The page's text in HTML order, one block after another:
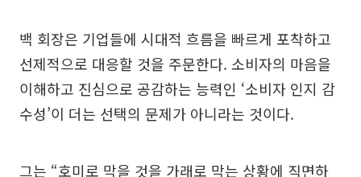
백 회장은 기업들에 시대적 흐름을 빠르게 포착하고
선제적으로 대응할 것을 주문한다. 소비자의 마음을
이해하고 진심으로 공감하는 능력인 ‘소비자 인지 감
수성’이 더는 선택의 문제가 아니라는 것이다.
그는 “호미로 막을 것을 가래로 막는 상황에 직면하